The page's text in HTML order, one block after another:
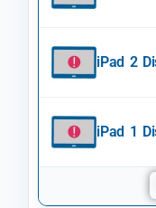
iPad 2
iPad 1